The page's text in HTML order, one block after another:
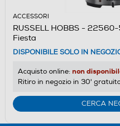
ACCESSORI
RUSSELL HOBBS -
Fiesta
DISPONIBILE SOLO IN
Acquisto online: non
Ritiro in negozio in 30'
CERCA